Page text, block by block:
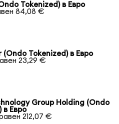
Tokenized) в Евро
84,08 €
(Ondo Tokenized) в Евро
23,29 €
Group Holding (Ondo
в Евро
212,07 €